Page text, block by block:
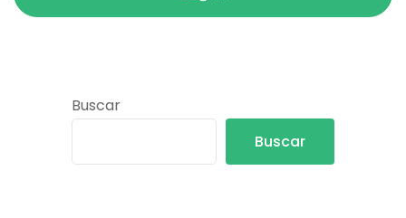
Buscar
Buscar